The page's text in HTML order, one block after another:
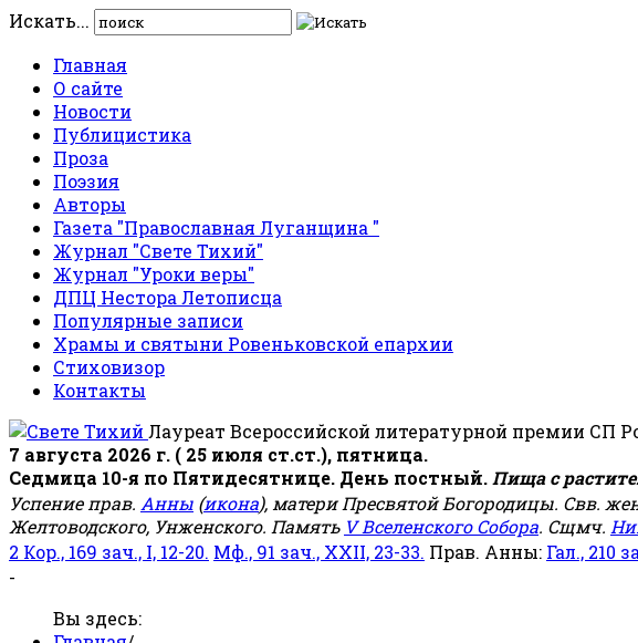
Искать...
Главная
О сайте
Новости
Публицистика
Проза
Поэзия
Авторы
Газета "Православная Луганщина "
Журнал "Свете Тихий"
Журнал "Уроки веры"
ДПЦ Нестора Летописца
Популярные записи
Храмы и святыни Ровеньковской епархии
Стиховизор
Контакты
Лауреат Всероссийской литературной премии СП
7 августа 2026 г. ( 25 июля ст.ст.), пятница.
Седмица 10-я по Пятидесятнице. День постный. Пища с
Успение прав. Анны (икона), матери Пресвятой Богородицы. Свв.
Желтоводского, Унженского. Память V Вселенского Собора. Сщмч.
2 Кор., 169 зач., I, 12-20. Мф., 91 зач., XXII, 23-33. Прав. Анны: Гал., 210
-
Вы здесь: